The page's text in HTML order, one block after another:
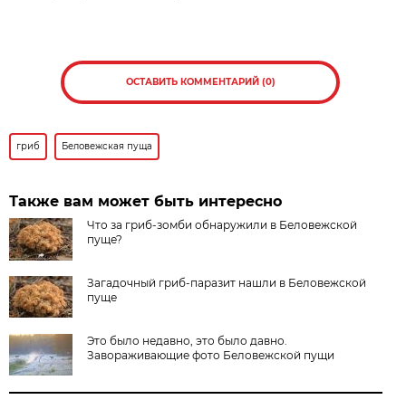
ОСТАВИТЬ КОММЕНТАРИЙ (0)
гриб Беловежская пуща
Также вам может быть интересно
Что за гриб-зомби обнаружили в Беловежской
пуще?
Загадочный гриб-паразит нашли в Беловежской
пуще
Это было недавно, это было давно.
Завораживающие фото Беловежской пущи